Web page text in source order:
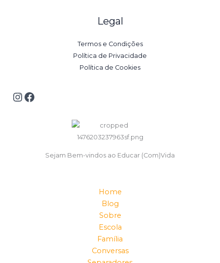
Legal
Termos e Condições
Política de Privacidade
Política de Cookies
Sejam Bem-vindos ao Educar (Com)Vida
Home
Blog
Sobre
Escola
Família
Conversas